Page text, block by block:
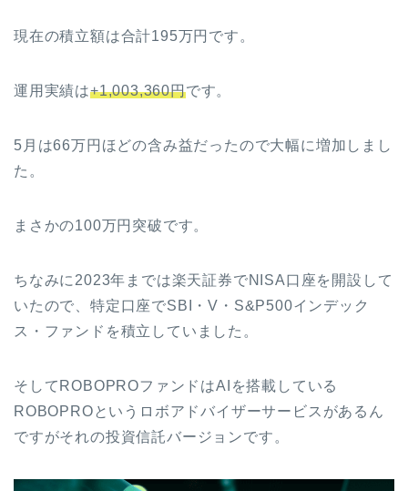
現在の積立額は合計195万円です。
運用実績は+1,003,360円です。
5月は66万円ほどの含み益だったので大幅に増加しまし
た。
まさかの100万円突破です。
ちなみに2023年までは楽天証券でNISA口座を開設して
いたので、特定口座でSBI・V・S&P500インデック
ス・ファンドを積立していました。
そしてROBOPROファンドはAIを搭載している
ROBOPROというロボアドバイザーサービスがあるん
ですがそれの投資信託バージョンです。